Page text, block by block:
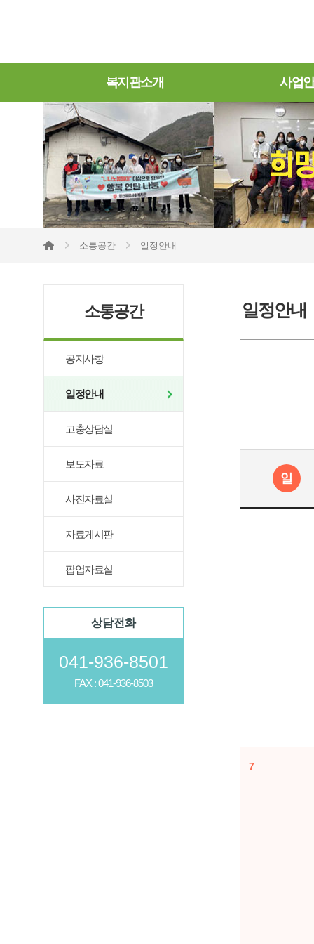
복지관소개 사업
소통공간 일정안내
소통공간
공지사항
일정안내
고충상담실
보도자료
사진자료실
자료게시판
팝업자료실
상담전화
041-936-8501
FAX : 041-936-8503
일정안내
일
7